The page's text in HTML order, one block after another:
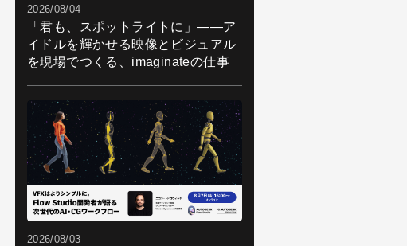
2026/08/04
「君も、スポットライトに」――ア
イドルを輝かせる映像とビジュアル
を現場でつくる、imaginateの仕事
2026/08/03